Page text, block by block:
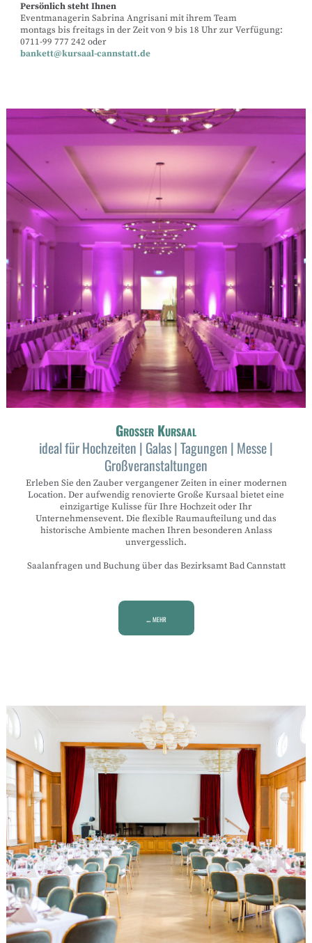
Persönlich steht Ihnen
Eventmanagerin Sabrina Angrisani mit ihrem Team
montags bis freitags in der Zeit von 9 bis 18 Uhr zur Verfügung:
0711-99 777 242 oder
bankett@kursaal-cannstatt.de
Grosser Kursaal
ideal für Hochzeiten | Galas | Tagungen | Messe |
Großveranstaltungen
Erleben Sie den Zauber vergangener Zeiten in einer modernen
Location. Der aufwendig renovierte Große Kursaal bietet eine
einzigartige Kulisse für Ihre Hochzeit oder Ihr
Unternehmensevent. Die flexible Raumaufteilung und das
historische Ambiente machen Ihren besonderen Anlass
unvergesslich.
Saalanfragen und Buchung über das Bezirksamt Bad Cannstatt
... mehr